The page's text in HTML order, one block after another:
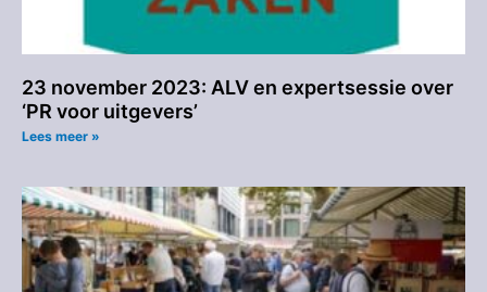
23 november 2023: ALV en expertsessie over
‘PR voor uitgevers’
Lees meer »